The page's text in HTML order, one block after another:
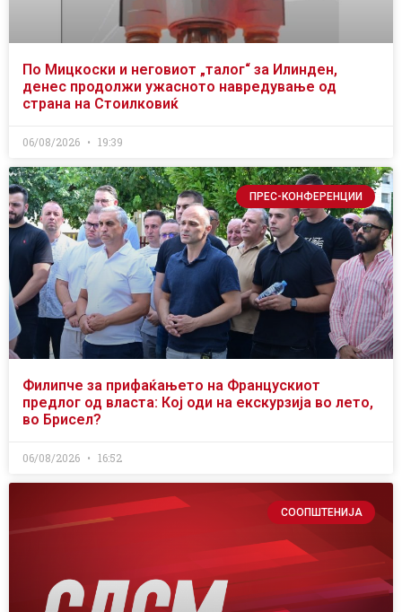
По Мицкоски и неговиот „талог“ за Илинден,
денес продолжи ужасното навредување од
страна на Стоилковиќ
06/08/2026 19:39
ПРЕС-КОНФЕРЕНЦИИ
Филипче за прифаќањето на Францускиот
предлог од власта: Кој оди на екскурзија во лето,
во Брисел?
06/08/2026 16:52
СООПШТЕНИЈА